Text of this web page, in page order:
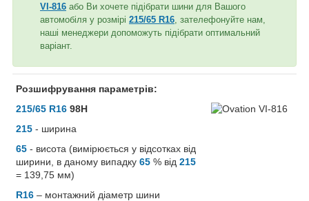
VI-816 або Ви хочете підібрати шини для Вашого
автомобіля у розмірі 215/65 R16 , зателефонуйте нам,
наші менеджери допоможуть підібрати оптимальний
варіант.
Розшифрування параметрів:
215/65 R16 98H
215 - ширина
65 - висота (вимірюється у відсотках від
ширини, в даному випадку 65 % від 215
= 139,75 мм)
R16 – монтажний діаметр шини